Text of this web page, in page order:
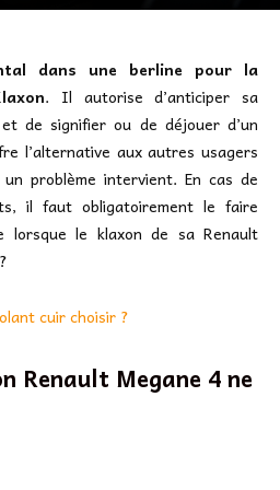
dans une berline pour la
. Il autorise d’anticiper sa
de signifier ou de déjouer d’un
l’alternative aux autres usagers
problème intervient. En cas de
il faut obligatoirement le faire
lorsque le klaxon de sa Renault
cuir choisir ?
Renault Megane 4 ne